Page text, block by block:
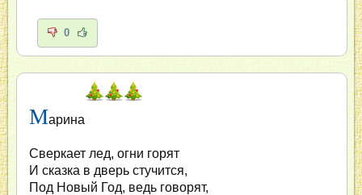
0
Марина
Сверкает лед, огни горят
И сказка в дверь стучится,
Под Новый Год, ведь говорят,